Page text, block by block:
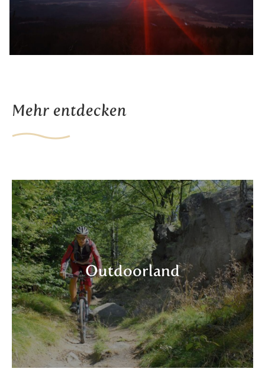
Mehr entdecken
Outdoorland